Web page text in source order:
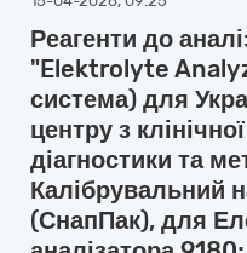
Реагенти до
"Elektrolyte
система) для
центру з
діагностики та
Калібрувальний
(СнапПак), для